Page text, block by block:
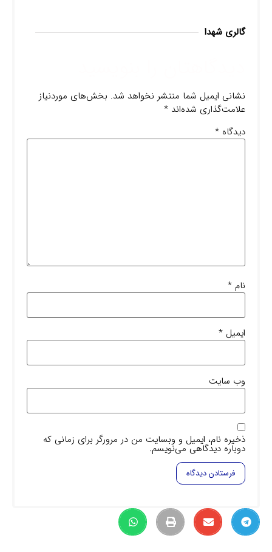
گالری شهدا
نشانی ایمیل شما منتشر نخواهد شد. بخش‌های موردنیاز
علامت‌گذاری شده‌اند *
دیدگاه *
نام *
ایمیل *
وب‌ سایت
ذخیره نام، ایمیل و وبسایت من در مرورگر برای زمانی که
دوباره دیدگاهی می‌نویسم.